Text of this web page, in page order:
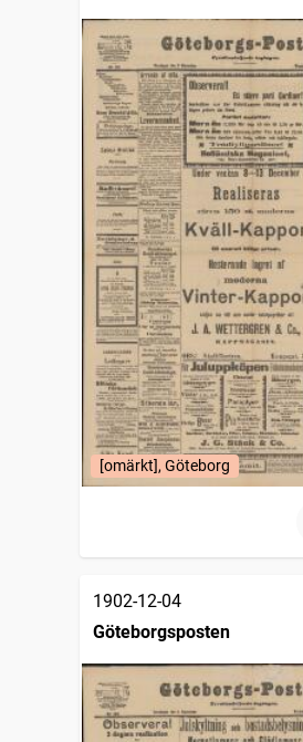
[omärkt], Göteborg
1902-12-04
Göteborgsposten